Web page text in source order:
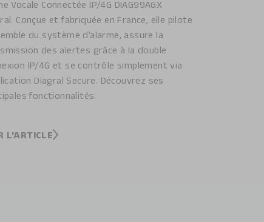
Vocale Connectée IP/4G DIAG99AGX
Conçue et fabriquée en France, elle pilote
du système d’alarme, assure la
des alertes grâce à la double
IP/4G et se contrôle simplement via
Diagral Secure. Découvrez ses
fonctionnalités.
L'ARTICLE